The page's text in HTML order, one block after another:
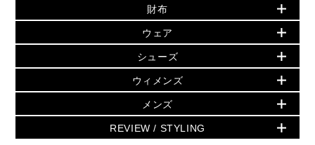
小物
シューズ・靴
ウェア
アクセサリー
時計
▶ メンズ
バッグ
追加アイテム
▶ ウィメンズすべて(ウェア・シューズ除く)
バッグ
財布・小物
ウェア
シューズ
時計・ジュエリー
▶ すべて
▶ ウィメンズすべて
財布・小物
アクセサリー
フレグランス
シューズ
人気の定番アイテム
日本限定 - バッグ
▶ ウィメンズすべて
トートバッグ
ショルダーバッグ
クロスボディ・斜め掛け
財布
日本限定 - 財布・小物
▶ ウィメンズすべて
GREENWICH
折り財布(二つ折り・三つ折り)
長財布
ウェア
▶ ウィメンズすべて
トップス
スカート・パンツ
ジャケット・アウター
シューズ
▶ ウィメンズすべて
サンダル
スニーカー
ウィメンズ
人気の定番アイテム
▶ ウィメンズすべて
メンズ
▶ メンズすべて
REVIEW / STYLING